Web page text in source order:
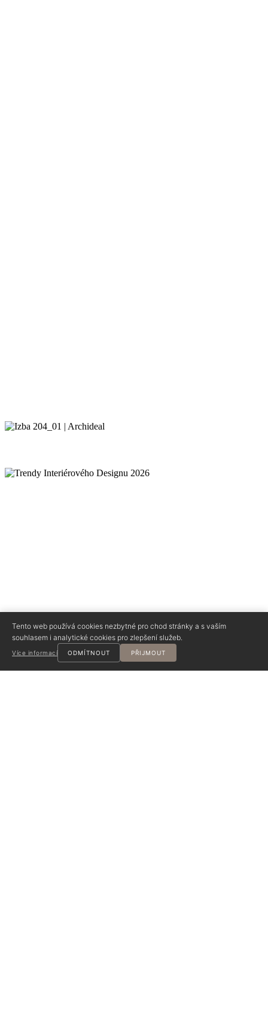
Tento web používá cookies nezbytné pro chod stránky a s vaším
souhlasem i analytické cookies pro zlepšení služeb.
Více informací ODMÍTNOUT PŘIJMOUT